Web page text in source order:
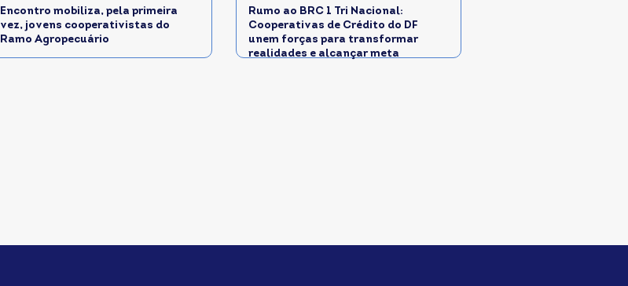
Encontro mobiliza, pela primeira
vez, jovens cooperativistas do
Ramo Agropecuário
Rumo ao BRC 1 Tri Nacional:
Cooperativas de Crédito do DF
unem forças para transformar
realidades e alcançar meta